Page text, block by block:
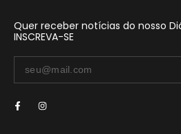
Quer receber notícias do nosso
INSCREVA-SE